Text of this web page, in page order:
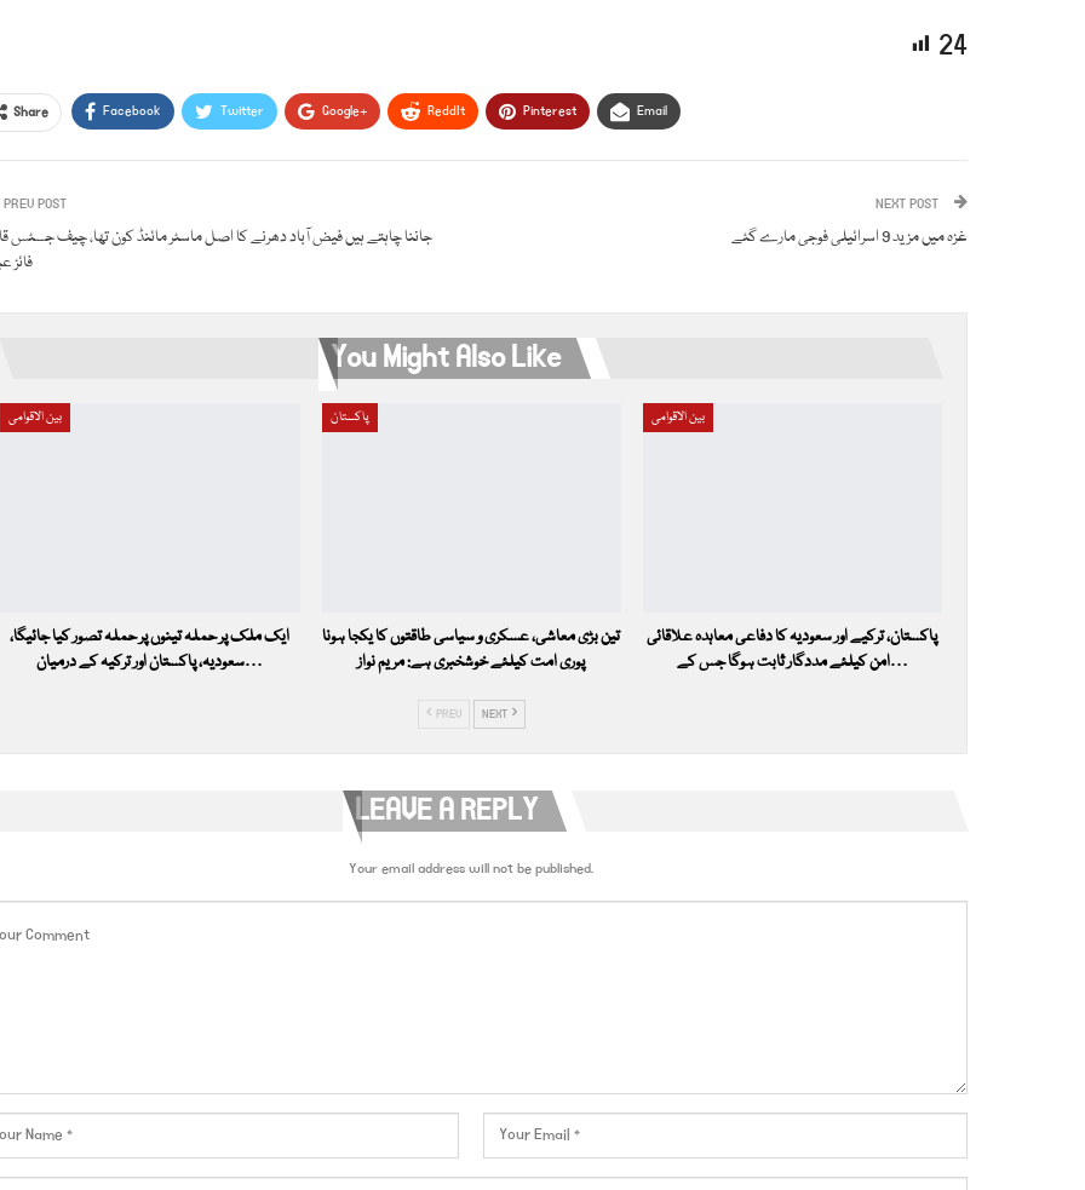
24
Share Facebook Twitter Google+ ReddIt Pinterest Email
PREV POST
جاننا چاہتے ہیں فیض آباد دھرنے کا اصل ماسٹر مائنڈ کون تھا، چیف جسٹس
فائز
NEXT POST
غزہ میں مزید 9 اسرائیلی فوجی مارے گئے
You Might Also Like
بین الاقوامی
ایک ملک پر حملہ تینوں پر حملہ تصور کیا جائیگا،
سعودیہ، پاکستان اور ترکیہ کے درمیان…
پاکستان
تین بڑی معاشی، عسکری و سیاسی طاقتوں کا یکجا ہونا
پوری امت کیلئے خوشخبری ہے: مریم نواز
بین الاقوامی
پاکستان، ترکیے اور سعودیہ کا دفاعی معاہدہ علاقائی
امن کیلئے مددگار ثابت ہوگا جس کے…
PREV NEXT
LEAVE A REPLY
Your email address will not be published.